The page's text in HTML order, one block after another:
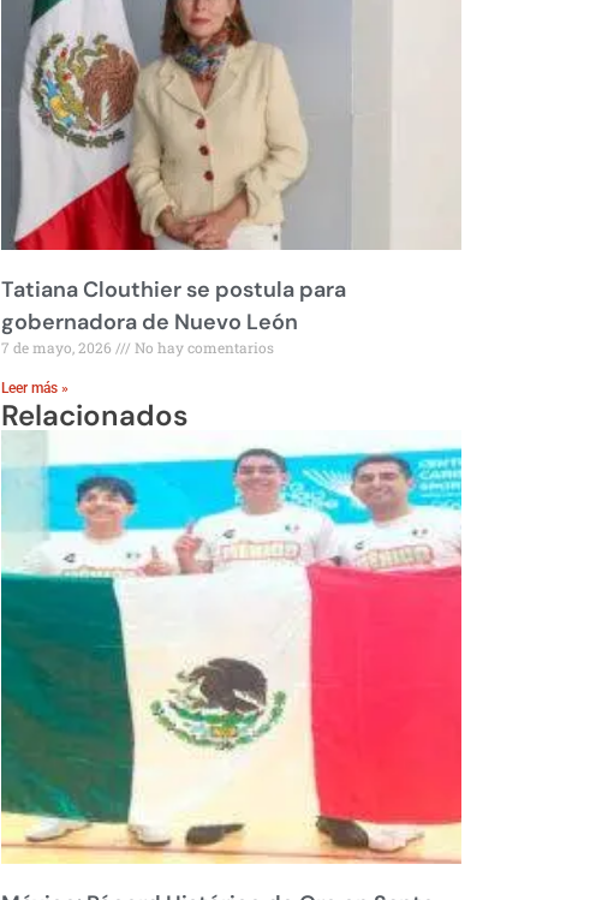
Tatiana Clouthier se postula para
gobernadora de Nuevo León
7 de mayo, 2026 No hay comentarios
Leer más »
Relacionados